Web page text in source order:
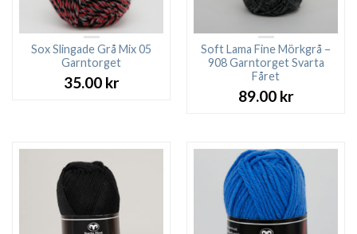
Sox Slingade Grå Mix 05
Garntorget
35.00 kr
Soft Lama Fine Mörkgrå –
908 Garntorget Svarta
Fåret
89.00 kr